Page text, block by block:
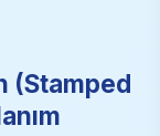
(Stamped